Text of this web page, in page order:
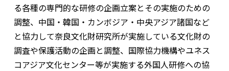
る各種の専門的な研修の企画立案とその実施のための
調整、中国・韓国・カンボジア・中央アジア諸国など
と協力して奈良文化財研究所が実施している文化財の
調査や保護活動の企画と調整、国際協力機構やユネス
コアジア文化センター等が実施する外国人研修への協